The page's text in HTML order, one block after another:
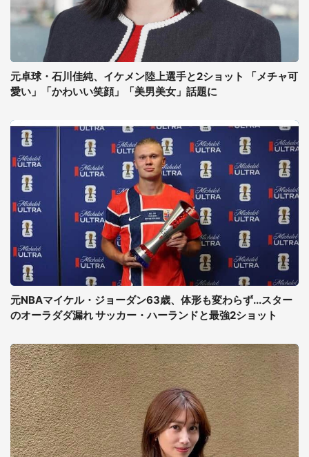
元卓球・石川佳純、イケメン陸上選手と2ショット 「メチャ可
愛い」「かわいい笑顔」「美男美女」話題に
元NBAマイケル・ジョーダン63歳、体形も変わらず...スター
のオーラダダ漏れ サッカー・ハーランドと最強2ショット